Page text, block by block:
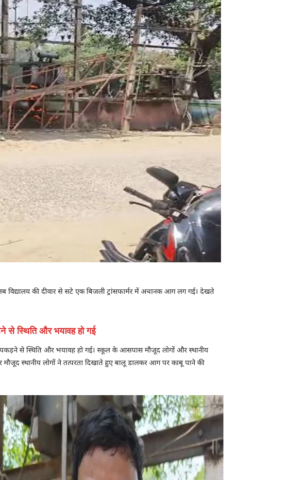
की दीवार से सटे एक बिजली ट्रांसफार्मर में अचानक आग लग गई। देखते
से स्थिति और भयावह हो गई
से स्थिति और भयावह हो गई। स्कूल के आसपास मौजूद लोगों और स्थानीय
स्थानीय लोगों ने तत्परता दिखाते हुए बालू डालकर आग पर काबू पाने की